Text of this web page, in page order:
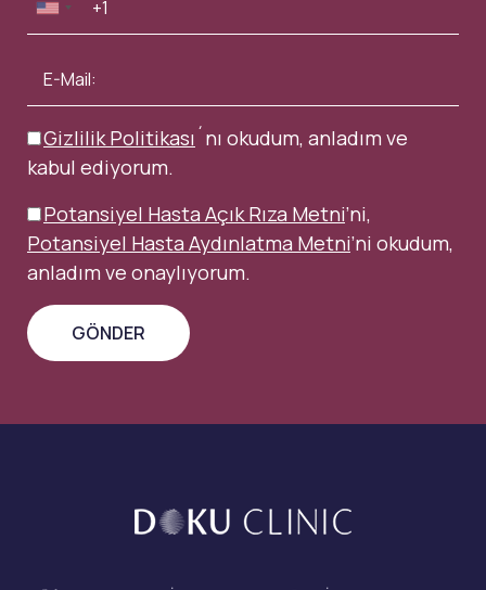
Gizlilik Politikası ´nı okudum, anladım ve
kabul ediyorum.
Potansiyel Hasta Açık Rıza Metni’ni,
Potansiyel Hasta Aydınlatma Metni’ni okudum,
anladım ve onaylıyorum.